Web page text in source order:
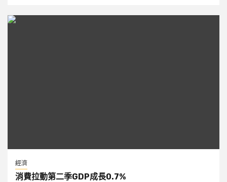
經濟
消費拉動第二季GDP成長0.7%